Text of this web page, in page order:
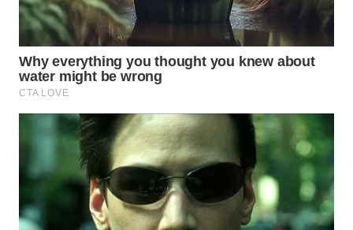
WN
SEMARANG
WN
SOLO
BOROBUDUR
MADURA